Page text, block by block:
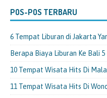
POS-POS TERBARU
6 Tempat Liburan di Jakarta
Berapa Biaya Liburan Ke Bali
10 Tempat Wisata Hits Di
11 Tempat Wisata Hits Di